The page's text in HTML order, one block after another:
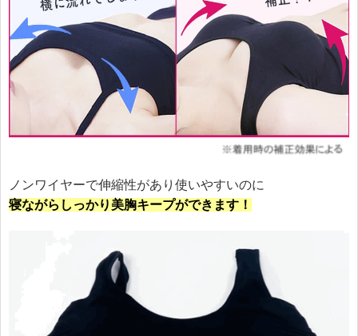
ノンワイヤーで伸縮性があり使いやすいのに
寝ながらしっかり美胸キープができます！